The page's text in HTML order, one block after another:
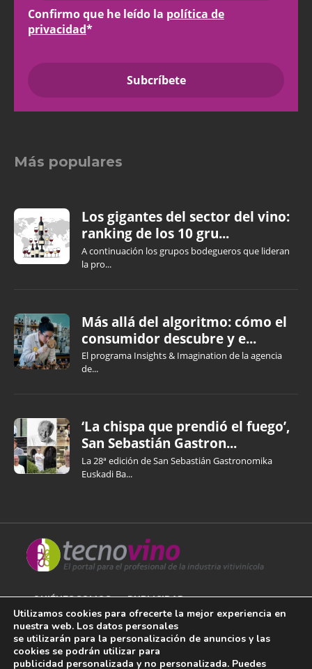
Confirmo que he leído la política de
privacidad*
Más populares
Los gigantes del sector del vino:
ranking de los 10 gru...
A continuación los grupos bodegueros que lideran
la pro...
Más allá del algoritmo: cómo el
consumidor descubre y e...
El programa Insights & Imagination de la agencia
de...
‘La chispa que prendió el fuego’,
San Sebastián Gastron...
La 28ª edición de San Sebastián Gastronomika
Euskadi Ba...
QUIÉNES SOMOS PUBLICIDAD
AVISO LEGAL
POLÍTICA DE COOKIES
Utilizamos cookies para ofrecerte la mejor experiencia en
nuestra web. Los datos personales
se utilizarán para la personalización de anuncios y las
cookies se podrán utilizar para
publicidad personalizada y no personalizada. Puedes